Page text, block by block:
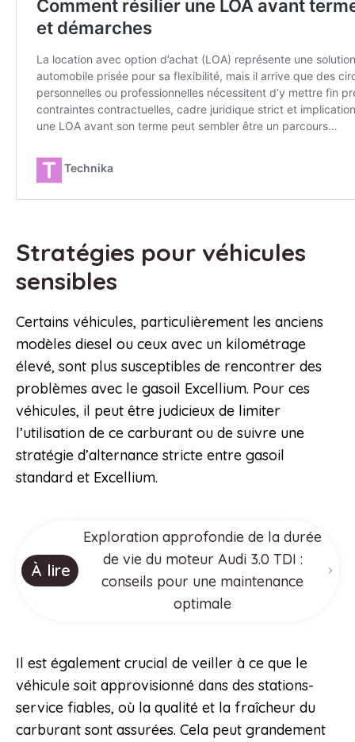
Stratégies pour véhicules
sensibles
Certains véhicules, particulièrement les anciens
modèles diesel ou ceux avec un kilométrage
élevé, sont plus susceptibles de rencontrer des
problèmes avec le gasoil Excellium. Pour ces
véhicules, il peut être judicieux de limiter
l’utilisation de ce carburant ou de suivre une
stratégie d’alternance stricte entre gasoil
standard et Excellium.
À lire
Exploration approfondie de la durée
de vie du moteur Audi 3.0 TDI :
conseils pour une maintenance
optimale
Il est également crucial de veiller à ce que le
véhicule soit approvisionné dans des stations-
service fiables, où la qualité et la fraîcheur du
carburant sont assurées. Cela peut grandement